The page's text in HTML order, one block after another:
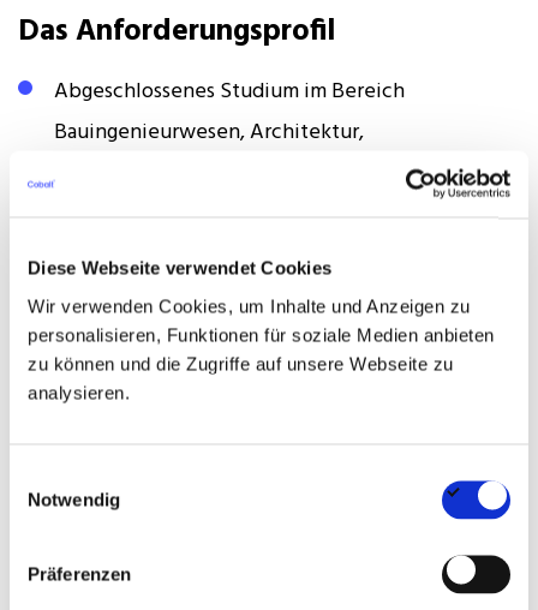
Diese Webseite verwendet Cookies
Wir verwenden Cookies, um Inhalte und Anzeigen zu
personalisieren, Funktionen für soziale Medien anbieten
zu können und die Zugriffe auf unsere Webseite zu
analysieren.
Notwendig
Präferenzen
Das Anforderungsprofil
Abgeschlossenes Studium im Bereich
Bauingenieurwesen, Architektur,
Versorgungstechnik oder vergleichbare
Der Aufgabe entsprechende Berufserfahrung,
idealerweise mit Führungsverantwortung
Sicherer Umgang mit einschlägigen Regelwerken
Ausgeprägtes analytisches und wirtschaftliches
Investitionsentscheidungen
Strukturierte, lösungsorientierte Arbeitsweise
sowie klare Kommunikationsfähigkeit im Umgang